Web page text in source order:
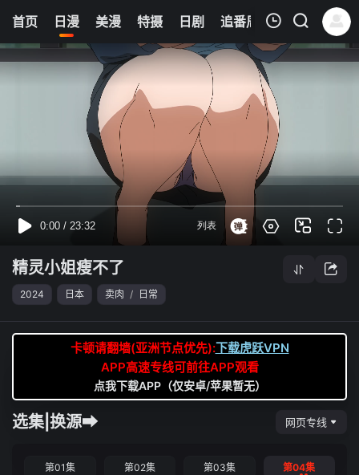
首页 日漫 美漫 特摄 日剧 追番周表 今日更新
6
我的观影记录
第04集
精灵小姐瘦不了
精灵小姐瘦不了
2024 日本 卖肉 / 日常
卡顿请翻墙(亚洲节点优先):下载虎跃VPN
APP高速专线可前往APP观看
点我下载APP（仅安卓/苹果暂无）
选集|换源➡ 网页专线
第01集 第02集 第03集 第04集